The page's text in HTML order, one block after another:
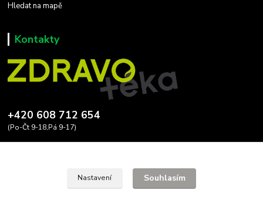
Hledat na mapě
Kontakty
+420 608 712 654
(Po-Čt 9-18,Pá 9-17)
Nastavení Souhlasím